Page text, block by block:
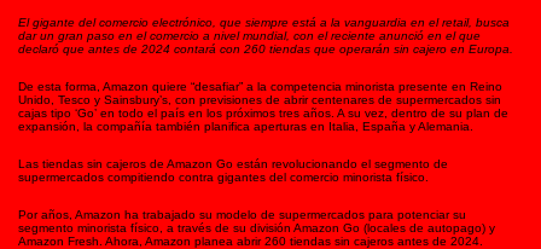
El gigante del comercio electrónico, que siempre está a la vanguardia en el retail, busca
dar un gran paso en el comercio a nivel mundial, con el reciente anunció en el que
declaró que antes de 2024 contará con 260 tiendas que operarán sin cajero en Europa.
De esta forma, Amazon quiere “desafiar” a la competencia minorista presente en Reino
Unido, Tesco y Sainsbury’s, con previsiones de abrir centenares de supermercados sin
cajas tipo ‘Go’ en todo el país en los próximos tres años. A su vez, dentro de su plan de
expansión, la compañía también planifica aperturas en Italia, España y Alemania.
Las tiendas sin cajeros de Amazon Go están revolucionando el segmento de
supermercados compitiendo contra gigantes del comercio minorista físico.
Por años, Amazon ha trabajado su modelo de supermercados para potenciar su
segmento minorista físico, a través de su división Amazon Go (locales de autopago) y
Amazon Fresh. Ahora, Amazon planea abrir 260 tiendas sin cajeros antes de 2024.